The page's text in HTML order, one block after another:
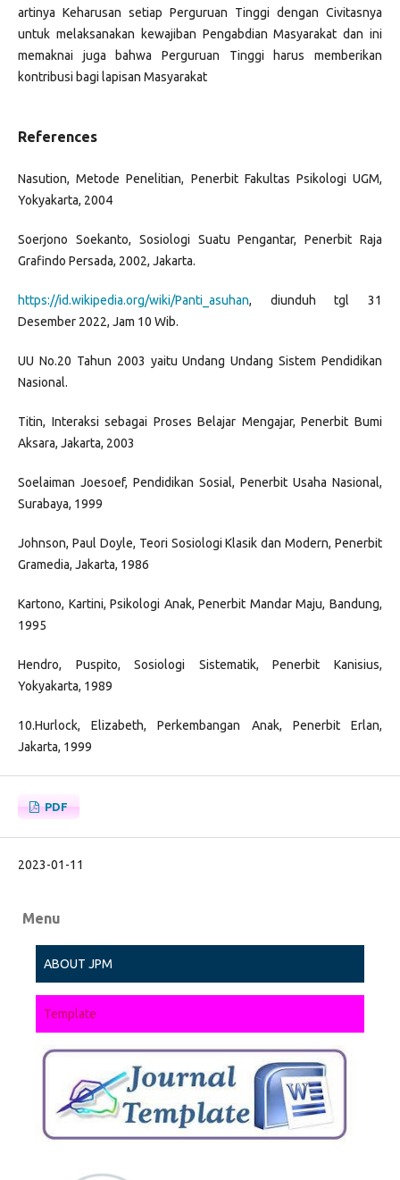
artinya Keharusan setiap Perguruan Tinggi dengan Civitasnya
untuk melaksanakan kewajiban Pengabdian Masyarakat dan ini
memaknai juga bahwa Perguruan Tinggi harus memberikan
kontribusi bagi lapisan Masyarakat
References
Nasution, Metode Penelitian, Penerbit Fakultas Psikologi UGM,
Yokyakarta, 2004
Soerjono Soekanto, Sosiologi Suatu Pengantar, Penerbit Raja
Grafindo Persada, 2002, Jakarta.
https://id.wikipedia.org/wiki/Panti_asuhan, diunduh tgl 31
Desember 2022, Jam 10 Wib.
UU No.20 Tahun 2003 yaitu Undang Undang Sistem Pendidikan
Nasional.
Titin, Interaksi sebagai Proses Belajar Mengajar, Penerbit Bumi
Aksara, Jakarta, 2003
Soelaiman Joesoef, Pendidikan Sosial, Penerbit Usaha Nasional,
Surabaya, 1999
Johnson, Paul Doyle, Teori Sosiologi Klasik dan Modern, Penerbit
Gramedia, Jakarta, 1986
Kartono, Kartini, Psikologi Anak, Penerbit Mandar Maju, Bandung,
1995
Hendro, Puspito, Sosiologi Sistematik, Penerbit Kanisius,
Yokyakarta, 1989
10.Hurlock, Elizabeth, Perkembangan Anak, Penerbit Erlan,
Jakarta, 1999
PDF
2023-01-11
Menu
ABOUT JPM
Template